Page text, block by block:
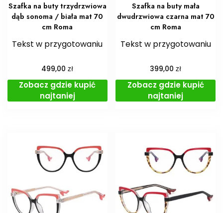
Szafka na buty trzydrzwiowa
dąb sonoma / biała mat 70
cm Roma
Tekst w przygotowaniu
499,00zł
Zobacz gdzie kupić
najtaniej
Szafka na buty mała
dwudrzwiowa czarna mat 70
cm Roma
Tekst w przygotowaniu
399,00zł
Zobacz gdzie kupić
najtaniej